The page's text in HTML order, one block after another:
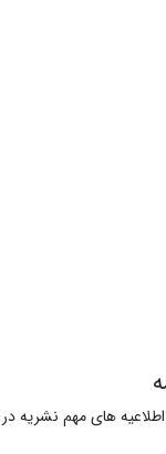
های مهم نشریه